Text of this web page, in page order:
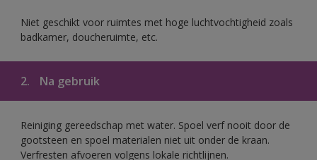
Niet geschikt voor ruimtes met hoge luchtvochtigheid zoals
badkamer, doucheruimte, etc.
2. Na gebruik
Reiniging gereedschap met water. Spoel verf nooit door de
gootsteen en spoel materialen niet uit onder de kraan.
Verfresten afvoeren volgens lokale richtlijnen.